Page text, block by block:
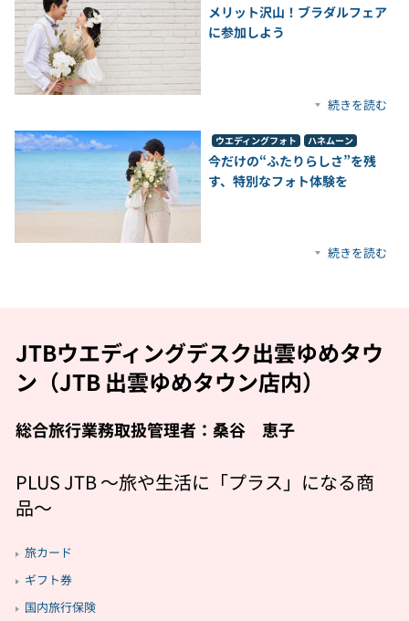
メリット沢山！ブラダルフェア
に参加しよう
続きを読む
ウエディングフォト ハネムーン
今だけの“ふたりらしさ”を残
す、特別なフォト体験を
続きを読む
JTBウエディングデスク出雲ゆめタウ
ン（JTB 出雲ゆめタウン店内）
総合旅行業務取扱管理者：桑谷 恵子
PLUS JTB 〜旅や生活に「プラス」になる商
品〜
旅カード
ギフト券
国内旅行保険